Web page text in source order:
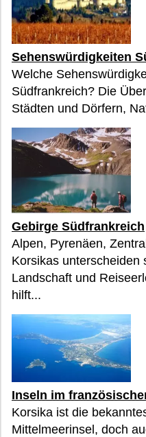
Sehenswürdigkeiten
Welche
Südfrankreich? Die
Städten und Dörfern,
Gebirge Südfrankreich
Alpen, Pyrenäen,
Korsikas unterscheiden
Landschaft und
hilft...
Inseln im
Korsika ist die
Mittelmeerinsel, doch